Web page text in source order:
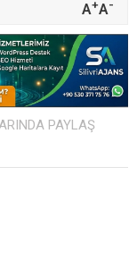
A+A-
PAYLAŞ